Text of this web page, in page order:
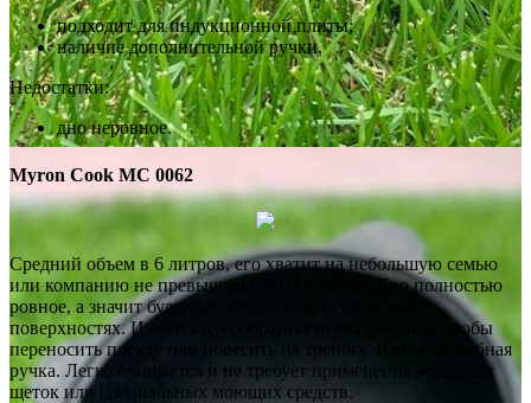
подходит для индукционной плиты;
наличие дополнительной ручки.
Недостатки:
дно неровное.
Myron Cook MC 0062
Средний объем в 6 литров, его хватит на небольшую семью
или компанию не превышающую 6 человек. Дно полностью
ровное, а значит будет устойчиво стоять на любых
поверхностях. Имеется дугообразная ручка для того, чтобы
переносить посуду или повесить на треногу. Имеется удобная
ручка. Легко очищается и не требует применения железных
щеток или специальных моющих средств.